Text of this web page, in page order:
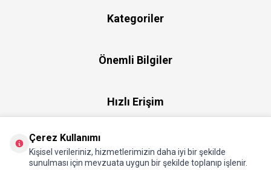
Kategoriler
Önemli Bilgiler
Hızlı Erişim
Çerez Kullanımı
Kişisel verileriniz, hizmetlerimizin daha iyi bir şekilde
sunulması için mevzuata uygun bir şekilde toplanıp işlenir.